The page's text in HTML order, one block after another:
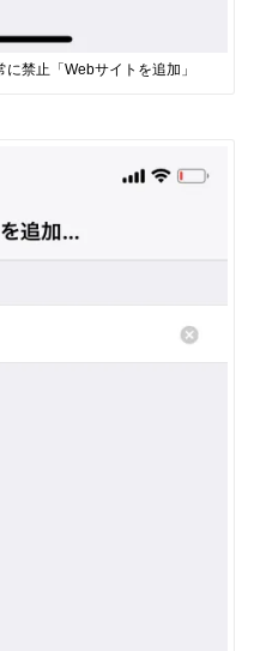
禁止「Webサイトを追加」